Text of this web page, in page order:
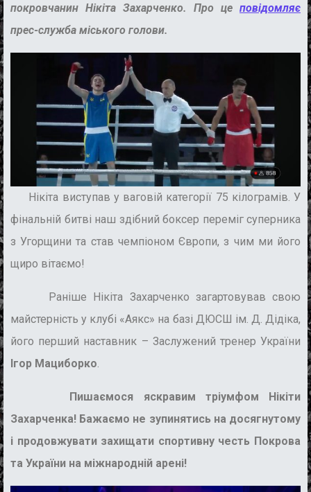
покровчанин Нікіта Захарченко. Про це повідомляє
прес-служба міського голови.
Нікіта виступав у ваговій категорії 75 кілограмів. У
фінальній битві наш здібний боксер переміг суперника
з Угорщини та став чемпіоном Європи, з чим ми його
щиро вітаємо!
Раніше Нікіта Захарченко загартовував свою
майстерність у клубі «Аякс» на базі ДЮСШ ім. Д. Дідіка,
його перший наставник – Заслужений тренер України
Ігор Мациборко
Пишаємося яскравим тріумфом Нікіти
Захарченка! Бажаємо не зупинятись на досягнутому
і продовжувати захищати спортивну честь Покрова
та України на міжнародній арені!